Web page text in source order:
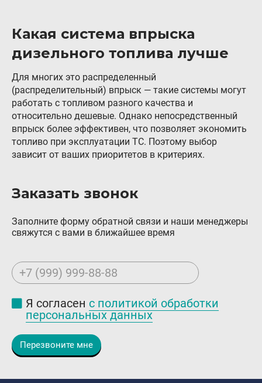
Какая система впрыска
дизельного топлива лучше
Для многих это распределенный
(распределительный) впрыск — такие системы могут
работать с топливом разного качества и
относительно дешевые. Однако непосредственный
впрыск более эффективен, что позволяет экономить
топливо при эксплуатации ТС. Поэтому выбор
зависит от ваших приоритетов в критериях.
Заказать звонок
Заполните форму обратной связи и наши менеджеры
свяжутся с вами в ближайшее время
+7 (999) 999-88-88
Я согласен с политикой обработки
персональных данных
Перезвоните мне